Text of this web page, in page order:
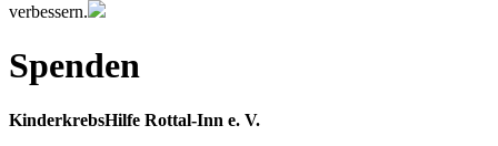
verbessern.
Spenden
KinderkrebsHilfe Rottal-Inn e. V.